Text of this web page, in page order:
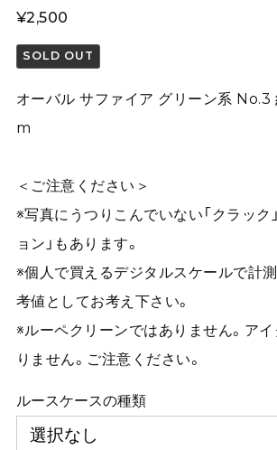
¥2,500
SOLD OUT
オーバル サファイア グリーン系
m
＜ご注意ください＞
※写真にうつりこんでいない「クラック
ョン」もあります。
※個人で買えるデジタルスケールで計
考値としてお考え下さい。
※ルーペクリーンではありません。ア
りません。ご注意ください。
ルースケースの種類